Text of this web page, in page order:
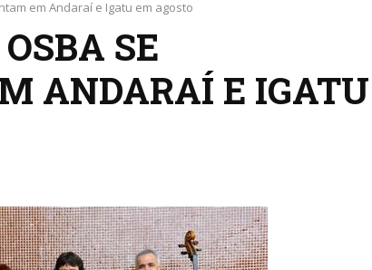
em Andaraí e Igatu em agosto
SE
ANDARAÍ E IGATU